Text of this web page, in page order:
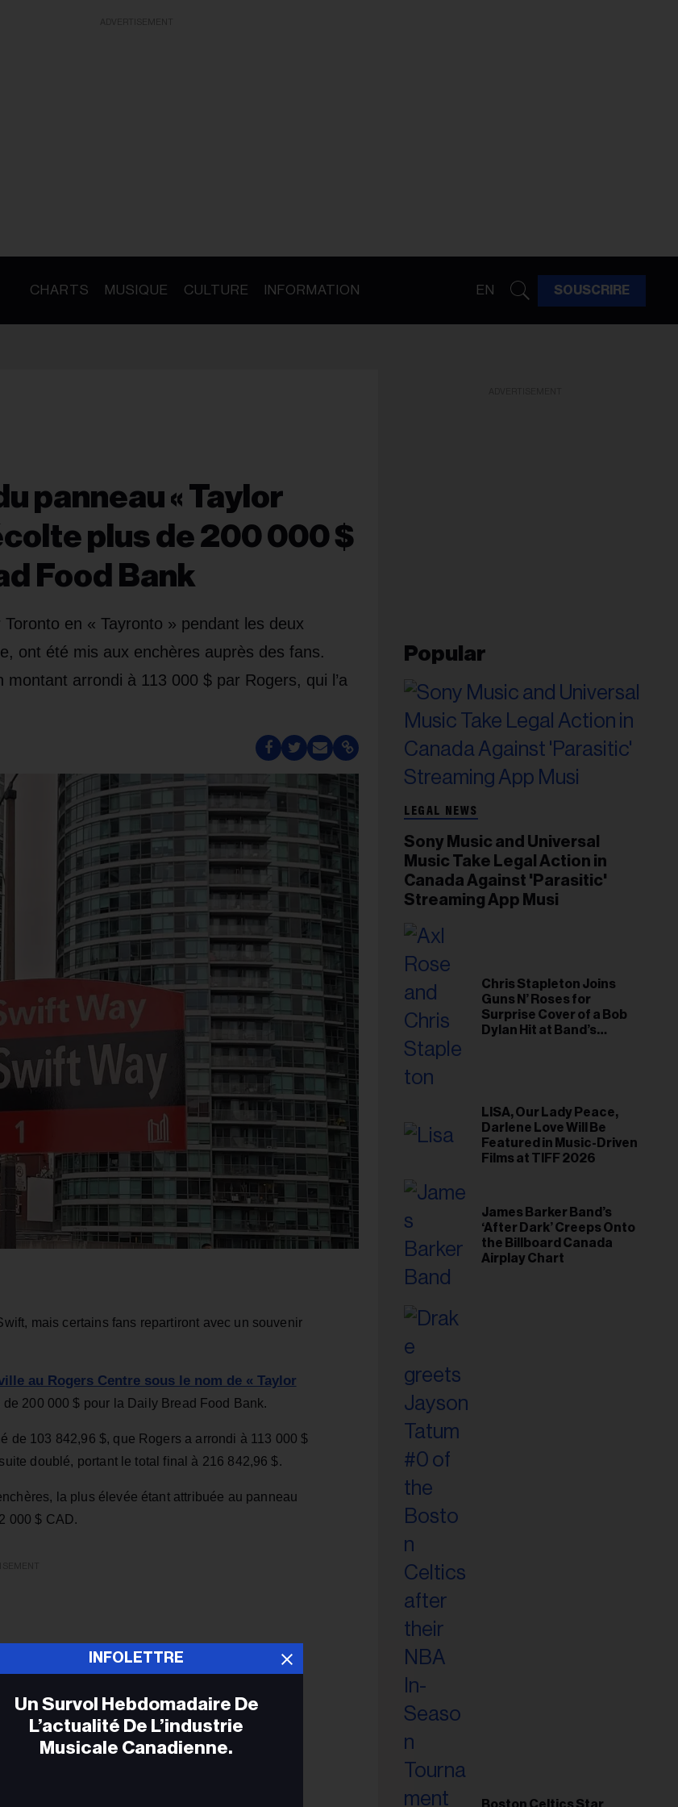
CHARTS MUSIQUE CULTURE INFORMATION EN SOUSCRIRE
panneau « Taylor
plus de 200 000 $
Food Bank
en « Tayronto » pendant les deux
ont été mis aux enchères auprès des fans.
arrondi à 113 000 $ par Rogers, qui l’a
mais certains fans repartiront avec un souvenir
au Rogers Centre sous le nom de « Taylor
200 000 $ pour la Daily Bread Food Bank.
de 103 842,96 $, que Rogers a arrondi à 113 000 $
doublé, portant le total final à 216 842,96 $.
la plus élevée étant attribuée au panneau
000 $ CAD.
Popular
LEGAL NEWS
Sony Music and Universal
Music Take Legal Action in
Canada Against 'Parasitic'
Streaming App Musi
Chris Stapleton Joins
Guns N’ Roses for
Surprise Cover of a Bob
Dylan Hit at Band’s
LISA, Our Lady Peace,
Darlene Love Will Be
Featured in Music-Driven
Films at TIFF 2026
James Barker Band’s
‘After Dark’ Creeps Onto
the Billboard Canada
Airplay Chart
Boston Celtics Star
INFOLETTRE
Un Survol Hebdomadaire De
L’actualité De L’industrie
Musicale Canadienne.